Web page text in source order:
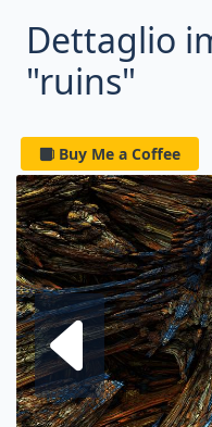
Dettaglio
"ruins"
Buy Me a Coffee